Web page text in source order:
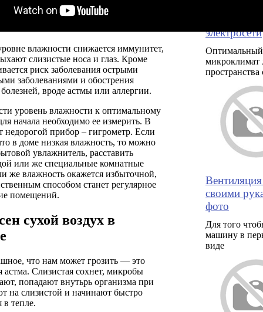
влажности снижается иммунитет,
слизистые носа и глаз. Кроме
риск заболевания острыми
заболеваниями и обострения
вроде астмы или аллергии.
уровень влажности к оптимальному
начала необходимо ее измерить. В
недорогой прибор – гигрометр. Если
в доме низкая влажность, то можно
увлажнитель, расставить
или же специальные комнатные
же влажность окажется избыточной,
способом станет регулярное
помещений.
сухой воздух в
что нам может грозить — это
астма. Слизистая сохнет, микробы
попадают внутьрь организма при
на слизистой и начинают быстро
в тепле.
электросети
Оптимальный
микроклимат
пространства
своими
фото
Для того
машину в
виде